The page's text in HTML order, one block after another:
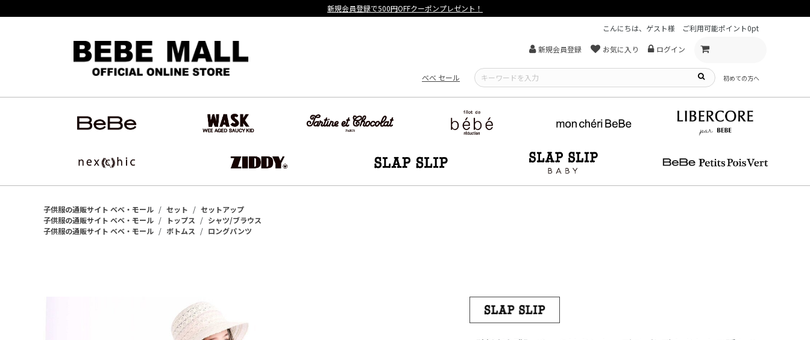
【重要】熊本地震による遅延可能性について
こんにちは、ゲスト様
ご利用可能ポイント0pt
新規会員登録 お気に入り ログイン
べべ セール 初めての方へ
子供服の通販サイト ベベ・モール セット
セットアップ
子供服の通販サイト ベベ・モール
トップス
シャツ/ブラウス
子供服の通販サイト ベベ・モール
ボトムス ロングパンツ